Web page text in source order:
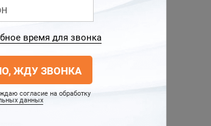
распределения
пятном для
передние фары и